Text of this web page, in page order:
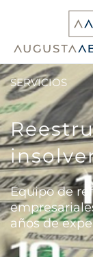
SERVICIOS
Equipo de
años de